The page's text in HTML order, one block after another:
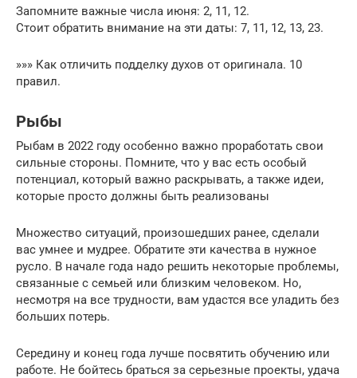
Запомните важные числа июня: 2, 11, 12.
Стоит обратить внимание на эти даты: 7, 11, 12, 13, 23.
»»» Как отличить подделку духов от оригинала. 10
правил.
Рыбы
Рыбам в 2022 году особенно важно проработать свои
сильные стороны. Помните, что у вас есть особый
потенциал, который важно раскрывать, а также идеи,
которые просто должны быть реализованы
Множество ситуаций, произошедших ранее, сделали
вас умнее и мудрее. Обратите эти качества в нужное
русло. В начале года надо решить некоторые проблемы,
связанные с семьей или близким человеком. Но,
несмотря на все трудности, вам удастся все уладить без
больших потерь.
Середину и конец года лучше посвятить обучению или
работе. Не бойтесь браться за серьезные проекты, удача